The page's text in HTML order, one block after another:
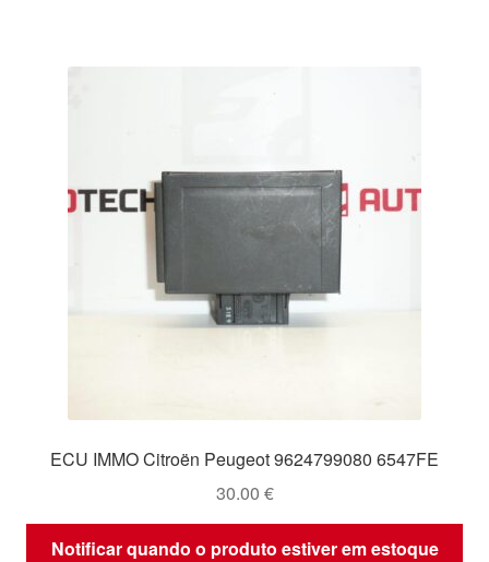
ECU IMMO Citroën Peugeot 9624799080 6547FE
30.00 €
Notificar quando o produto estiver em estoque